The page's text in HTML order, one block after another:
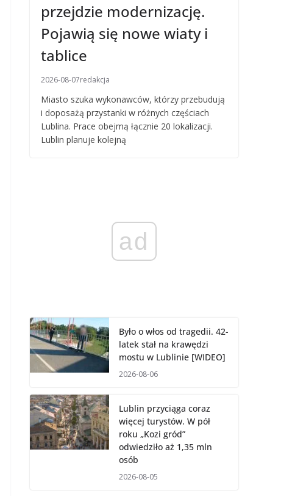
przejdzie modernizację.
Pojawią się nowe wiaty i
tablice
2026-08-07redakcja
Miasto szuka wykonawców, którzy przebudują
i doposażą przystanki w różnych częściach
Lublina. Prace obejmą łącznie 20 lokalizacji.
Lublin planuje kolejną
ad
Było o włos od tragedii. 42-
latek stał na krawędzi
mostu w Lublinie [WIDEO]
2026-08-06
Lublin przyciąga coraz
więcej turystów. W pół
roku „Kozi gród”
odwiedziło aż 1,35 mln
osób
2026-08-05